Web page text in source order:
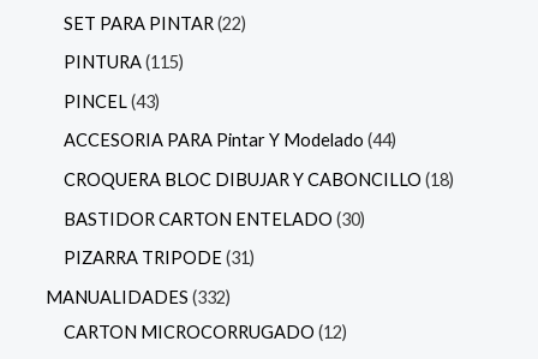
SET PARA PINTAR 22
PINTURA 115
PINCEL 43
ACCESORIA PARA Pintar Y Modelado 44
CROQUERA BLOC DIBUJAR Y CABONCILLO 18
BASTIDOR CARTON ENTELADO 30
PIZARRA TRIPODE 31
MANUALIDADES 332
CARTON MICROCORRUGADO 12